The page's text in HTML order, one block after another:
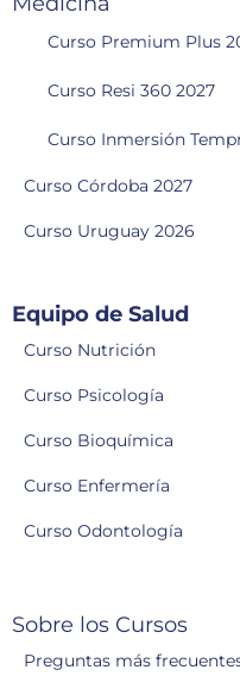
Curso Premium Plus
Curso Resi 360 2027
Curso Inmersión
Curso Córdoba 2027
Curso Uruguay 2026
Equipo de Salud
Curso Nutrición
Curso Psicología
Curso Bioquímica
Curso Enfermería
Curso Odontología
Sobre los Cursos
Preguntas más